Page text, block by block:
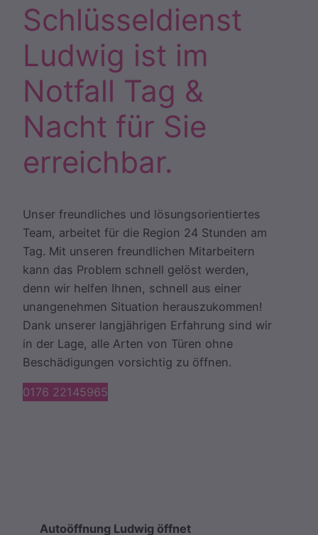
Schlüsseldienst
Ludwig ist im
Notfall Tag &
Nacht für Sie
erreichbar.
Unser freundliches und lösungsorientiertes
Team, arbeitet für die Region 24 Stunden am
Tag. Mit unseren freundlichen Mitarbeitern
kann das Problem schnell gelöst werden,
denn wir helfen Ihnen, schnell aus einer
unangenehmen Situation herauszukommen!
Dank unserer langjährigen Erfahrung sind wir
in der Lage, alle Arten von Türen ohne
Beschädigungen vorsichtig zu öffnen.
0176 22145965
Autoöffnung Ludwig öffnet